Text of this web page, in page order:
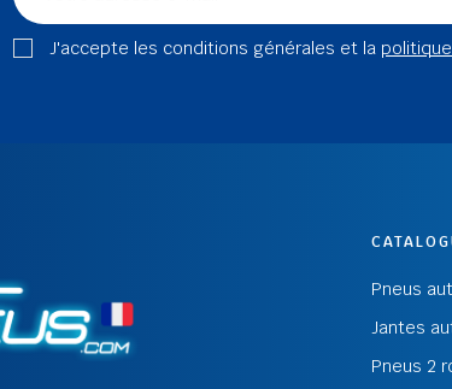
J'accepte les conditions générales et la
Pneus
Jantes
Pneus 2